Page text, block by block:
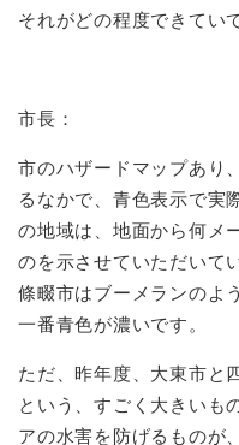
それがどの程度できてい
市長：
市のハザードマップあり
るなかで、青色表示で実
の地域は、地面から何メ
のを示させていただいて
條畷市はブーメランのよ
一番青色が濃いです。
ただ、昨年度、大東市と
という、すごく大きいも
アの水害を防げるものが